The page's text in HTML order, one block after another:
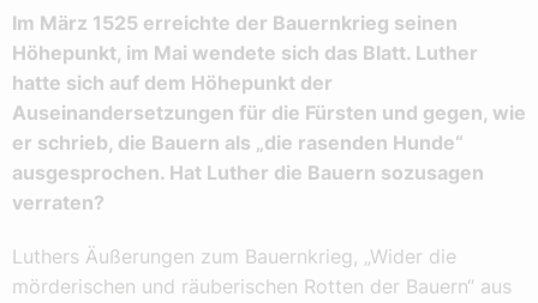
Im März 1525 erreichte der Bauernkrieg seinen
Höhepunkt, im Mai wendete sich das Blatt. Luther
hatte sich auf dem Höhepunkt der
Auseinandersetzungen für die Fürsten und gegen, wie
er schrieb, die Bauern als „die rasenden Hunde“
ausgesprochen. Hat Luther die Bauern sozusagen
verraten?
Luthers Äußerungen zum Bauernkrieg, „Wider die
mörderischen und räuberischen Rotten der Bauern“ aus